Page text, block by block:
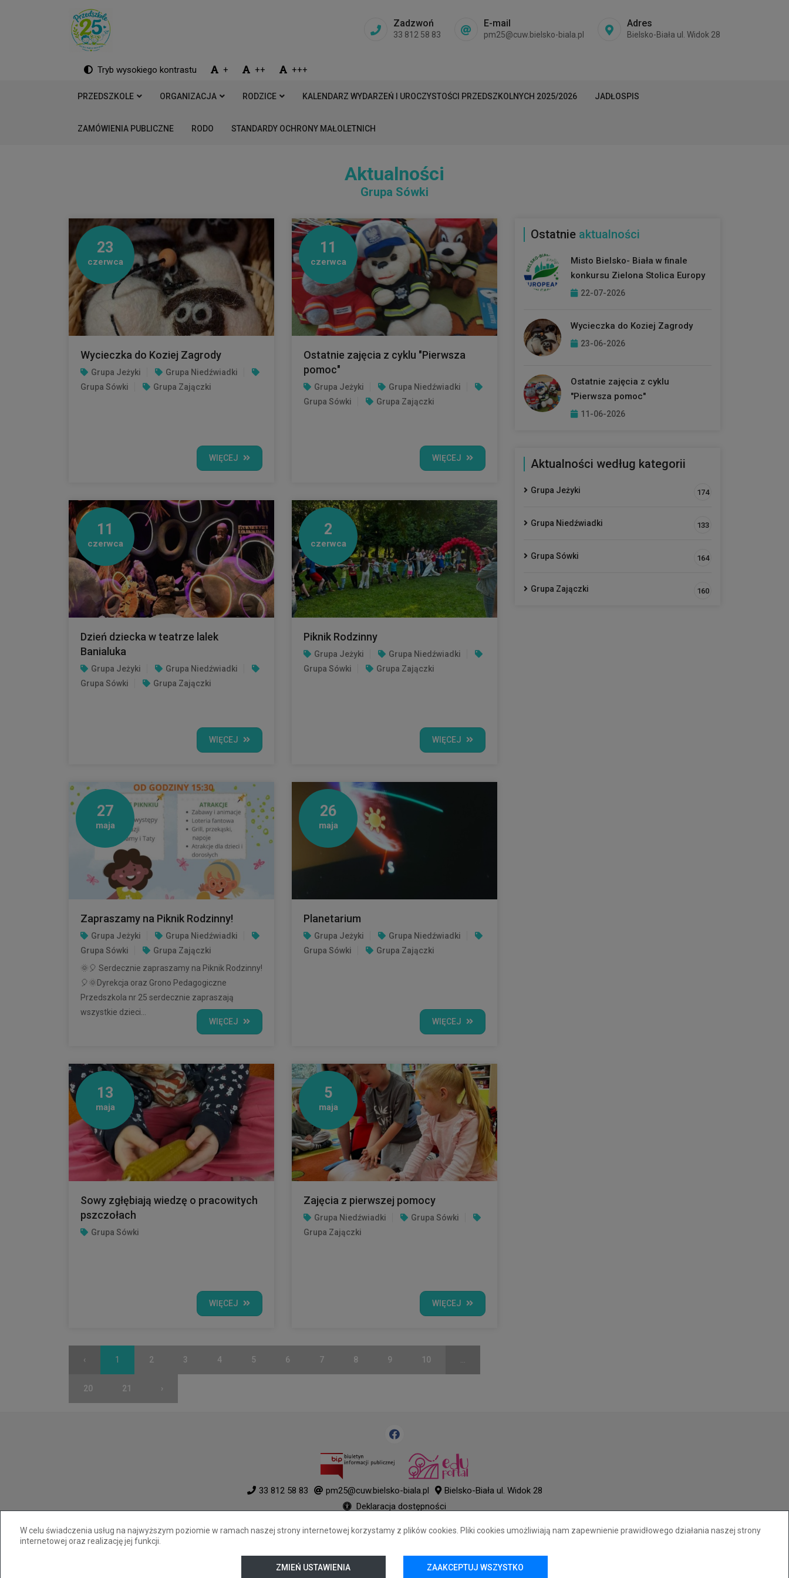
W celu świadczenia usług na najwyższym poziomie w ramach naszej strony internetowej korzystamy z plików cookies. Pliki cookies umożliwiają nam zapewnienie prawidłowego działania naszej strony
internetowej oraz realizację jej funkcji.
ZMIEŃ USTAWIENIA ZAAKCEPTUJ WSZYSTKO
Zadzwoń
33 812 58 83
E-mail
pm25@cuw.bielsko-biala.pl
Adres
Bielsko-Biała ul. Widok 28
Tryb wysokiego kontrastu + ++ +++
PRZEDSZKOLE ORGANIZACJA RODZICE KALENDARZ WYDARZEŃ I UROCZYSTOŚCI PRZEDSZKOLNYCH 2025/2026 JADŁOSPIS
ZAMÓWIENIA PUBLICZNE RODO STANDARDY OCHRONY MAŁOLETNICH
Aktualności
Grupa Sówki
23
czerwca
Wycieczka do Koziej Zagrody
Grupa Jeżyki
Grupa Niedźwiadki
Grupa Sówki
Grupa Zajączki
WIĘCEJ
11
czerwca
Ostatnie zajęcia z cyklu "Pierwsza
pomoc"
Grupa Jeżyki
Grupa Niedźwiadki
Grupa Sówki
Grupa Zajączki
WIĘCEJ
11
czerwca
Dzień dziecka w teatrze lalek
Banialuka
Grupa Jeżyki
Grupa Niedźwiadki
Grupa Sówki
Grupa Zajączki
WIĘCEJ
2
czerwca
Piknik Rodzinny
Grupa Jeżyki
Grupa Niedźwiadki
Grupa Sówki
Grupa Zajączki
WIĘCEJ
27
maja
Zapraszamy na Piknik Rodzinny!
Grupa Jeżyki
Grupa Niedźwiadki
Grupa Sówki
Grupa Zajączki
🌞🎈 Serdecznie zapraszamy na Piknik Rodzinny!
🎈🌞Dyrekcja oraz Grono Pedagogiczne
Przedszkola nr 25 serdecznie zapraszają
wszystkie dzieci...
WIĘCEJ
26
maja
Planetarium
Grupa Jeżyki
Grupa Niedźwiadki
Grupa Sówki
Grupa Zajączki
WIĘCEJ
13
maja
Sowy zgłębiają wiedzę o pracowitych
pszczołach
Grupa Sówki
WIĘCEJ
5
maja
Zajęcia z pierwszej pomocy
Grupa Niedźwiadki
Grupa Sówki
Grupa Zajączki
WIĘCEJ
‹ 1 2 3 4 5 6 7 8 9 10
20 21 ›
Ostatnie aktualności
Misto Bielsko- Biała w finale
konkursu Zielona Stolica Europy
22-07-2026
Wycieczka do Koziej Zagrody
23-06-2026
Ostatnie zajęcia z cyklu
"Pierwsza pomoc"
11-06-2026
Aktualności według kategorii
Grupa Jeżyki 174
Grupa Niedźwiadki 133
Grupa Sówki 164
Grupa Zajączki 160
33 812 58 83 pm25@cuw.bielsko-biala.pl
Bielsko-Biała ul. Widok 28
Deklaracja dostępności
+
++
+++